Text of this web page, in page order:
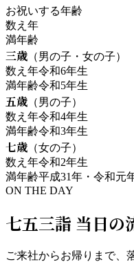
お祝いする年齢
数え年
満年齢
三歳 （男の子・女の子）
数え年令和6年生
満年齢令和5年生
五歳 （男の子）
数え年令和4年生
満年齢令和3年生
七歳 （女の子）
数え年令和2年生
満年齢平成31年・令和元
ON THE DAY
七五三詣 当日の
ご来社からお帰りまで、